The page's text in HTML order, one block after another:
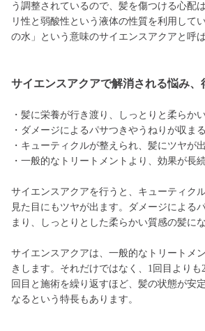
う調整されているので、髪を傷つける心配
リ性と弱酸性という液体の性質を利用して
の水」という意味のサイエンスアクアと呼
サイエンスアクアで解消される悩み、
・髪に栄養が行き渡り、しっとりと柔らか
・ダメージによるパサつきやうねりが収まる
・キューティクルが整えられ、髪にツヤが
・一般的なトリートメントより、効果が長
サイエンスアクアを行うと、キューティク
見た目にもツヤが出ます。ダメージによる
まり、しっとりとした柔らかい質感の髪にな
サイエンスアクアは、一般的なトリートメ
きします。それだけではなく、1回目よりも
回目と施術を繰り返すほど、髪の状態が安
なるという特長もあります。